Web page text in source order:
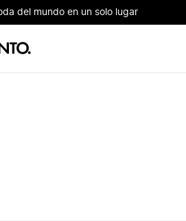
del mundo en un solo lugar